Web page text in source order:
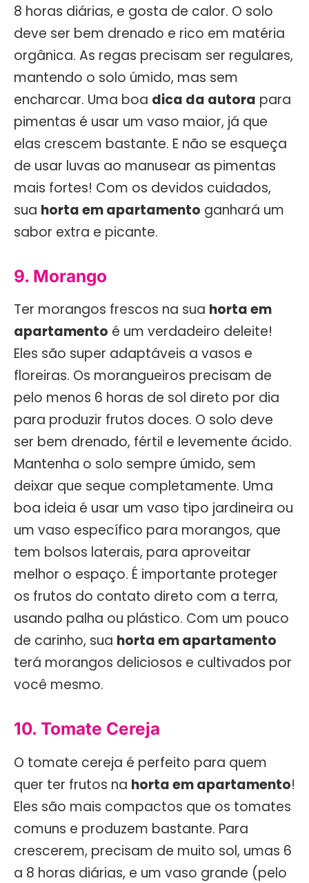
8 horas diárias, e gosta de calor. O solo
deve ser bem drenado e rico em matéria
orgânica. As regas precisam ser regulares,
mantendo o solo úmido, mas sem
encharcar. Uma boa dica da autora para
pimentas é usar um vaso maior, já que
elas crescem bastante. E não se esqueça
de usar luvas ao manusear as pimentas
mais fortes! Com os devidos cuidados,
sua horta em apartamento ganhará um
sabor extra e picante.
9. Morango
Ter morangos frescos na sua horta em
apartamento é um verdadeiro deleite!
Eles são super adaptáveis a vasos e
floreiras. Os morangueiros precisam de
pelo menos 6 horas de sol direto por dia
para produzir frutos doces. O solo deve
ser bem drenado, fértil e levemente ácido.
Mantenha o solo sempre úmido, sem
deixar que seque completamente. Uma
boa ideia é usar um vaso tipo jardineira ou
um vaso específico para morangos, que
tem bolsos laterais, para aproveitar
melhor o espaço. É importante proteger
os frutos do contato direto com a terra,
usando palha ou plástico. Com um pouco
de carinho, sua horta em apartamento
terá morangos deliciosos e cultivados por
você mesmo.
10. Tomate Cereja
O tomate cereja é perfeito para quem
quer ter frutos na horta em apartamento!
Eles são mais compactos que os tomates
comuns e produzem bastante. Para
crescerem, precisam de muito sol, umas 6
a 8 horas diárias, e um vaso grande (pelo